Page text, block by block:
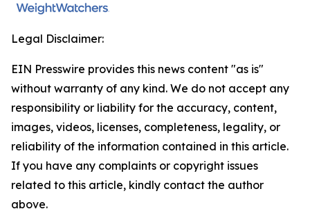
Legal Disclaimer:
EIN Presswire provides this news content "as is"
without warranty of any kind. We do not accept any
responsibility or liability for the accuracy, content,
images, videos, licenses, completeness, legality, or
reliability of the information contained in this article.
If you have any complaints or copyright issues
related to this article, kindly contact the author
above.